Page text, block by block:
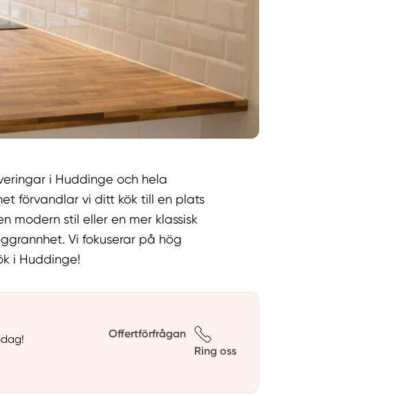
i Huddinge och hela
förvandlar vi ditt kök till en plats
modern stil eller en mer klassisk
Vi fokuserar på hög
i Huddinge!
Offertförfrågan
Ring oss